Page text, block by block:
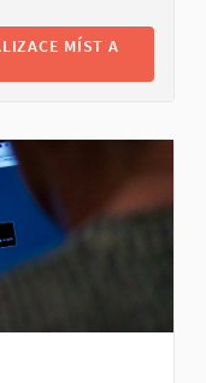
MÍST A KRAJINY
MÍST A